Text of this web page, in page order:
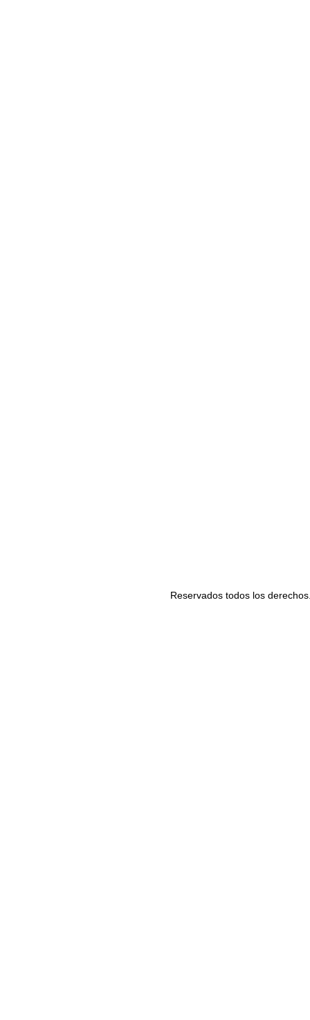
Reservados todos los